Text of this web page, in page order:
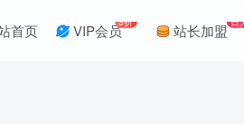
首页 VIP会员3折 站长加盟日